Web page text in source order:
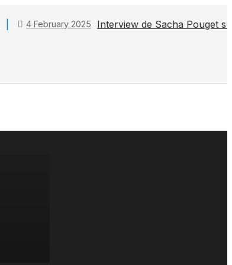
4 February 2025 Interview de Sacha Pouget